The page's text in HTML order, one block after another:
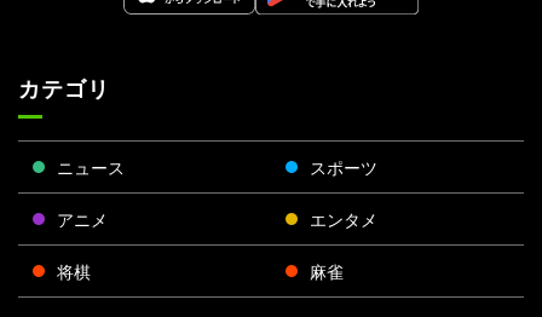
カテゴリ
ニュース スポーツ
アニメ エンタメ
将棋 麻雀